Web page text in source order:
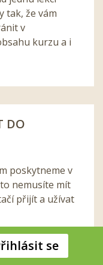
se
tak, že vám
v
kurzu a i
DO
poskytneme v
nemusíte mít
přijít a užívat